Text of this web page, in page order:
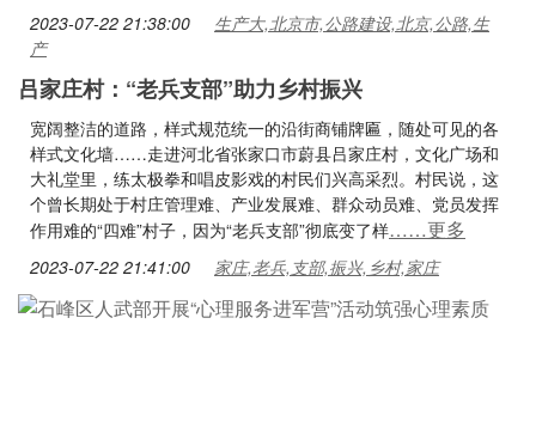
2023-07-22 21:38:00
生产大,北京市,公路建设,北京,公路,生
产
吕家庄村：“老兵支部”助力乡村振兴
宽阔整洁的道路，样式规范统一的沿街商铺牌匾，随处可见的各
样式文化墙……走进河北省张家口市蔚县吕家庄村，文化广场和
大礼堂里，练太极拳和唱皮影戏的村民们兴高采烈。村民说，这
个曾长期处于村庄管理难、产业发展难、群众动员难、党员发挥
作用难的“四难”村子，因为“老兵支部”彻底变了样……更多
2023-07-22 21:41:00 家庄,老兵,支部,振兴,乡村,家庄